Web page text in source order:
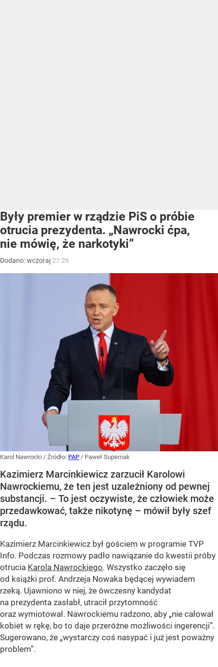
Były premier w rządzie PiS o próbie
otrucia prezydenta. „Nawrocki ćpa,
nie mówię, że narkotyki”
Dodano:wczoraj 21:26
Karol Nawrocki / Źródło: PAP / Paweł Supernak
Kazimierz Marcinkiewicz zarzucił Karolowi
Nawrockiemu, że ten jest uzależniony od pewnej
substancji. – To jest oczywiste, że człowiek może
przedawkować, także nikotynę – mówił były szef
rządu.
Kazimierz Marcinkiewicz był gościem w programie TVP
Info. Podczas rozmowy padło nawiązanie do kwestii próby
otrucia Karola Nawrockiego. Wszystko zaczęło się
od książki prof. Andrzeja Nowaka będącej wywiadem
rzeką. Ujawniono w niej, że ówczesny kandydat
na prezydenta zasłabł, utracił przytomność
oraz wymiotował. Nawrockiemu radzono, aby „nie całował
kobiet w rękę, bo to daje przeróżne możliwości ingerencji”.
Sugerowano, że „wystarczy coś nasypać i już jest poważny
problem”.